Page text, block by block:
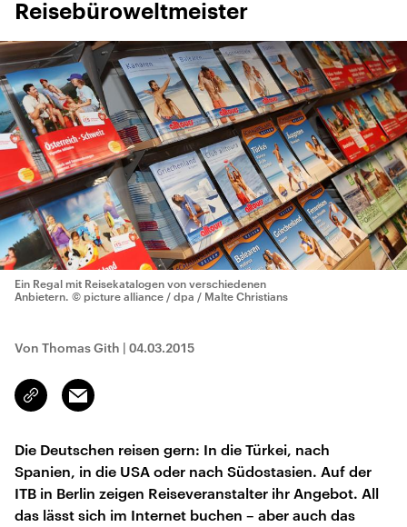
Reisebüroweltmeister
Ein Regal mit Reisekatalogen von verschiedenen
Anbietern. © picture alliance / dpa / Malte Christians
Von Thomas Gith | 04.03.2015
Link
kopieren/teilen
Email
Die Deutschen reisen gern: In die Türkei, nach
Spanien, in die USA oder nach Südostasien. Auf der
ITB in Berlin zeigen Reiseveranstalter ihr Angebot. All
das lässt sich im Internet buchen – aber auch das